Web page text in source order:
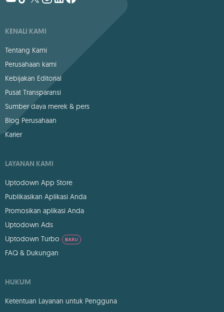
KENALI KAMI
Tentang Kami
Perusahaan kami
Kebijakan Editorial
Pusat Transparansi
Sumber daya merek & pers
Blog Perusahaan
Karier
LAYANAN KAMI
Uptodown App Store
Publikasikan Aplikasi Anda
Promosikan aplikasi Anda
Uptodown Ads
Uptodown Turbo
BARU
FAQ & Dukungan
HUKUM
Ketentuan Layanan untuk Pengguna